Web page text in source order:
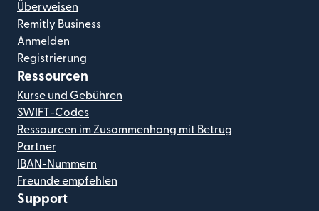
Überweisen
Remitly Business
Anmelden
Registrierung
Ressourcen
Kurse und Gebühren
SWIFT-Codes
Ressourcen im Zusammenhang mit Betrug
Partner
IBAN-Nummern
Freunde empfehlen
Support